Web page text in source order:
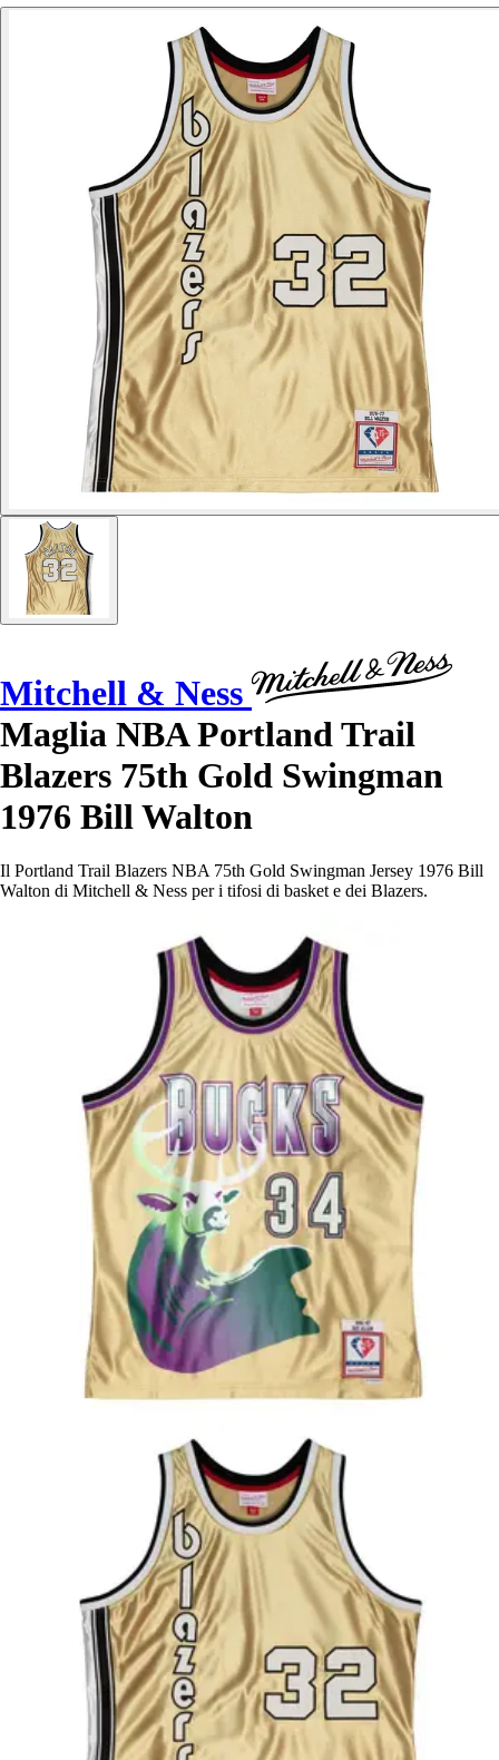
Mitchell & Ness
Maglia NBA Portland Trail
Blazers 75th Gold Swingman
1976 Bill Walton
Il Portland Trail Blazers NBA 75th Gold Swingman Jersey 1976 Bill
Walton di Mitchell & Ness per i tifosi di basket e dei Blazers.